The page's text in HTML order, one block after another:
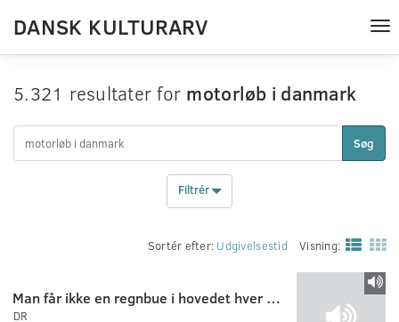
DANSK KULTURARV
5.321 resultater for motorløb i danmark
Søg
Filtrér
Sortér efter: Udgivelsestid Visning:
Man får ikke en regnbue i hovedet hver dag 3:3
DR